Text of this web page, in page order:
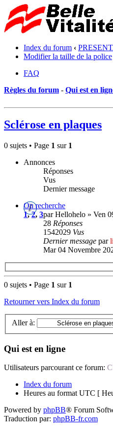
Index du forum ‹
Modifier la taille de la police
FAQ
Règles du forum - Qui est en
Sclérose en plaques
0 sujets • Page 1 sur 1
Annonces
Réponses
Vus
Dernier message
On recherche
1,2, 3par Hellohelo » Ven
28 Réponses
1542029 Vus
Dernier message par
Mar 04 Novembre
0 sujets • Page 1 sur 1
Retourner vers Index du forum
Aller à:
Qui est en ligne
Utilisateurs parcourant ce forum:
Index du forum
Heures au format UTC [
Powered by phpBB® Forum
Traduction par: phpBB-fr.com